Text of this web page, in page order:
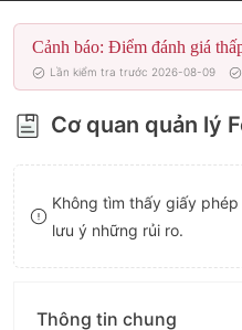
5
6
7
8
9
3
4
5
6
7
8
7
8
9
Cảnh báo: Điểm đánh giá
Lần kiểm tra trước 2026-08-09
Cơ quan quản lý
Không tìm thấy giấy
lưu ý những rủi ro.
Thông tin chung